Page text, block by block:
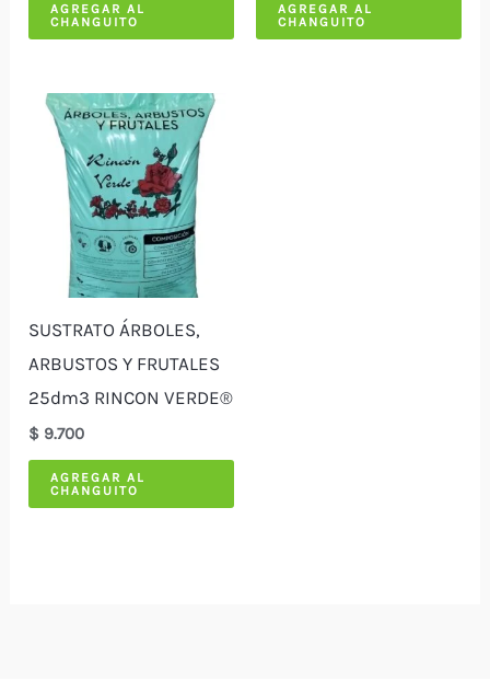
AGREGAR AL
CHANGUITO
AGREGAR AL
CHANGUITO
SUSTRATO ÁRBOLES,
ARBUSTOS Y FRUTALES
25dm3 RINCON VERDE®
$ 9.700
AGREGAR AL
CHANGUITO